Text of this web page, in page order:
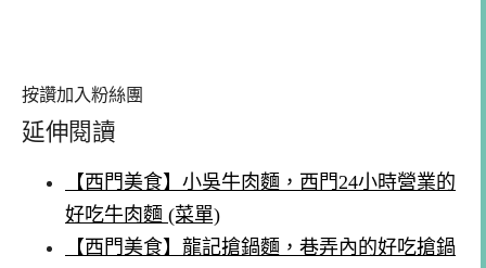
按讚加入粉絲團
延伸閱讀
【西門美食】小吳牛肉麵，西門24小時營業的
好吃牛肉麵 (菜單)
【西門美食】龍記搶鍋麵，巷弄內的好吃搶鍋